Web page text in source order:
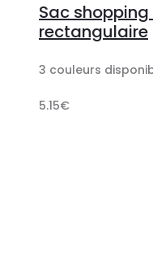
Sac
rectangulaire
3 couleurs
5.15€